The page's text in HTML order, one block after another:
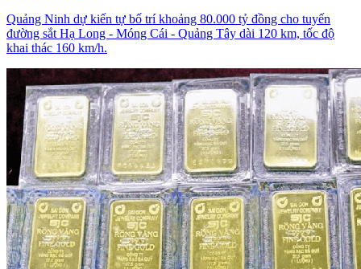
Quảng Ninh dự kiến tự bố trí khoảng 80.000 tỷ đồng cho tuyến
đường sắt Hạ Long - Móng Cái - Quảng Tây dài 120 km, tốc độ
khai thác 160 km/h.